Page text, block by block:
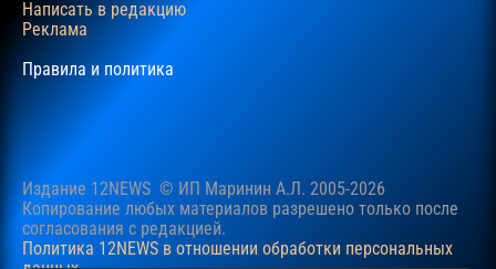
Написать в редакцию
Реклама
Правила и политика
Издание 12NEWS © ИП Маринин А.Л. 2005-2026
Копирование любых материалов разрешено только после
согласования c редакцией.
Политика 12NEWS в отношении обработки персональных